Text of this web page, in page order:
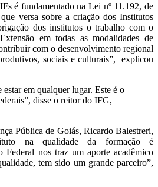
é fundamentado na Lei nº 11.192, de
versa sobre a criação dos Institutos
dos institutos o trabalho com o
em todas as modalidades de
com o desenvolvimento regional
sociais e culturais”, explicou
estar em qualquer lugar. Este é o
disse o reitor do IFG,
Pública de Goiás, Ricardo Balestreri,
na qualidade da formação é
Federal nos traz um aporte acadêmico
tem sido um grande parceiro”,